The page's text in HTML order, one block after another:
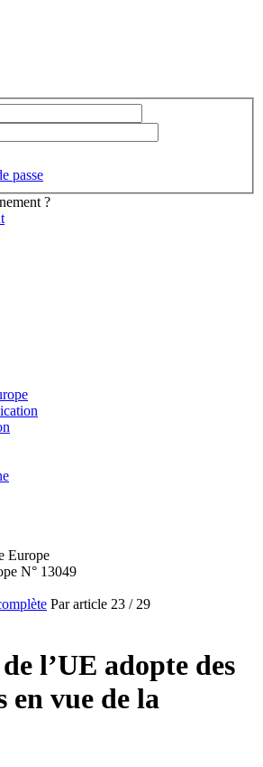
passe
?
N° 13049
Par article 23 / 29
l’UE adopte des
en vue de la